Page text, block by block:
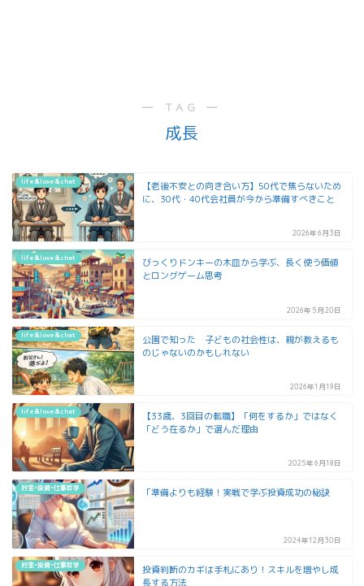
― TAG ―
成長
life&love&chat
【老後不安との向き合い方】50代で焦らないため
に、30代・40代会社員が今から準備すべきこと
2026年6月3日
life&love&chat
びっくりドンキーの木皿から学ぶ、長く使う価値
とロングゲーム思考
2026年5月20日
life&love&chat
公園で知った 子どもの社会性は、親が教えるも
のじゃないのかもしれない
2026年1月19日
life&love&chat
【33歳、3回目の転職】「何をするか」ではなく
「どう在るか」で選んだ理由
2025年6月18日
貯金•投資•仕事哲学 「準備よりも経験！実戦で学ぶ投資成功の秘訣
2024年12月30日
貯金•投資•仕事哲学
投資判断のカギは手札にあり！スキルを増やし成
長する方法